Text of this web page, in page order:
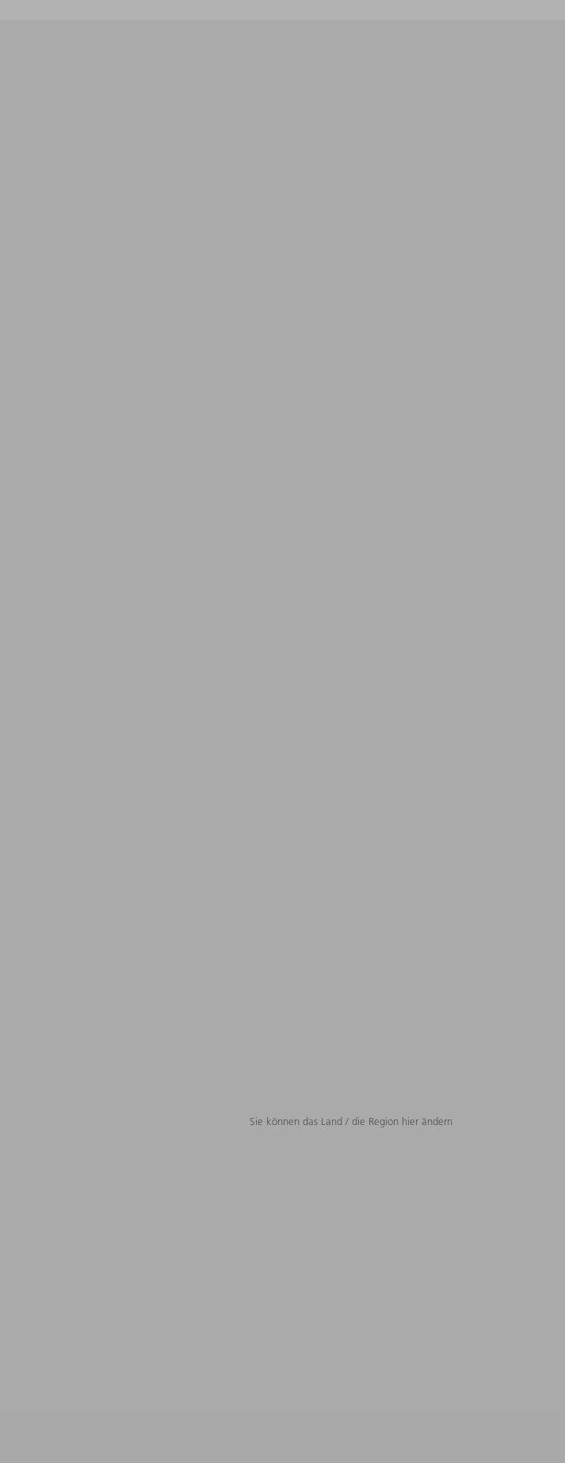
Sie können das Land / die Region hier ändern